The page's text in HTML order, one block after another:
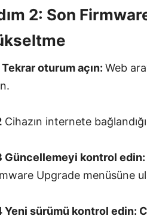
2: Son
Tekrar oturum açın: Web
Cihazın internete
Güncellemeyi kontrol edin:
Upgrade menüsüne
Yeni sürümü kontrol edin: